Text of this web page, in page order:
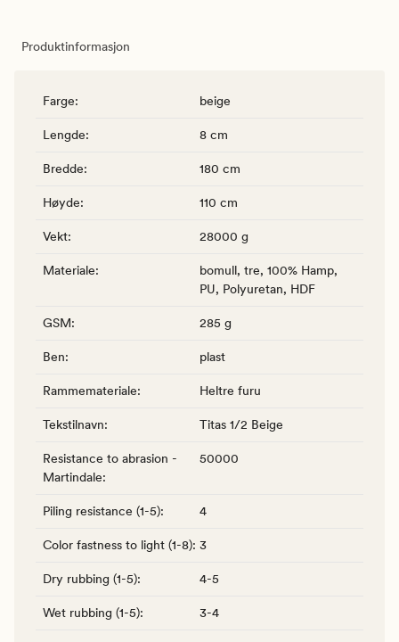
Produktinformasjon
Farge: beige
Lengde: 8 cm
Bredde: 180 cm
Høyde: 110 cm
Vekt: 28000 g
Materiale:
bomull, tre, 100% Hamp,
PU, Polyuretan, HDF
GSM: 285 g
Ben: plast
Rammemateriale: Heltre furu
Tekstilnavn: Titas 1/2 Beige
Resistance to abrasion -
Martindale:
50000
Piling resistance (1-5): 4
Color fastness to light (1-8): 3
Dry rubbing (1-5): 4-5
Wet rubbing (1-5): 3-4